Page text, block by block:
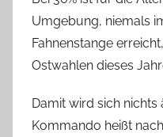
Umgebung, niemals
Fahnenstange
Ostwahlen dieses
Damit wird sich nichts
Kommando heißt